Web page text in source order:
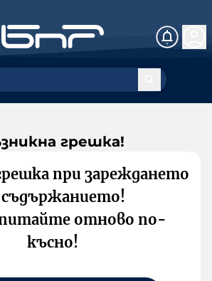
грешка!
при зареждането
съдържанието!
отново по-
късно!